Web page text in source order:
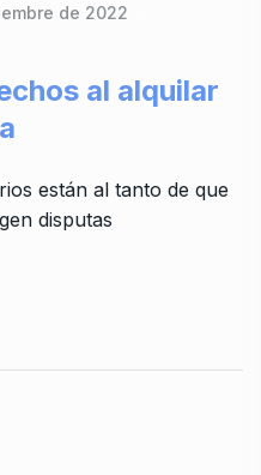
de 2022
al alquilar
están al tanto de que
disputas